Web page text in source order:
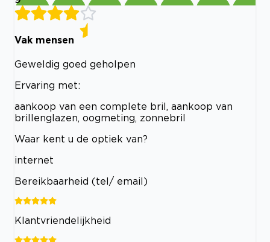
Vak mensen
Geweldig goed geholpen
Ervaring met:
aankoop van een complete bril, aankoop van
brillenglazen, oogmeting, zonnebril
Waar kent u de optiek van?
internet
Bereikbaarheid (tel/ email)
Klantvriendelijkheid